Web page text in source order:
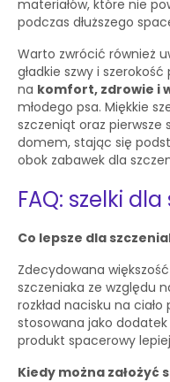
materiałów, które nie
podczas dłuższego
Warto zwrócić również
gładkie szwy i
na komfort, zdrowie i
młodego psa. Miękkie
szczeniąt oraz pierwsze
domem, stając się
obok zabawek dla
FAQ: szelki
Co lepsze dla
Zdecydowana
szczeniaka ze względu
rozkład nacisku na
stosowana jako
produkt spacerowy
Kiedy można założyć